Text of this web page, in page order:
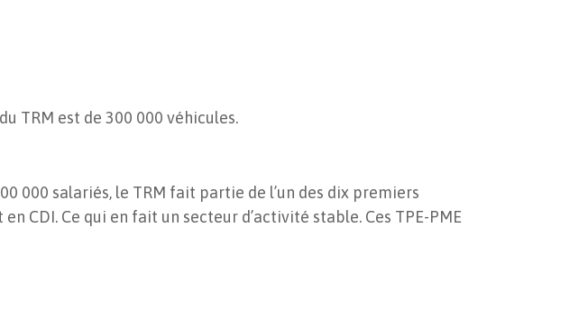
TRM est de 300 000 véhicules.
000 salariés, le TRM fait partie de l’un des dix premiers
CDI. Ce qui en fait un secteur d’activité stable. Ces TPE-PME